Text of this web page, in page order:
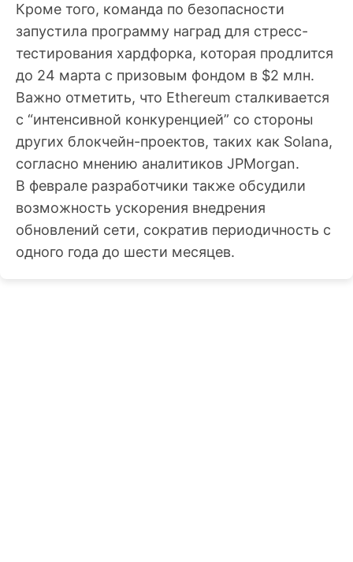
Кроме того, команда по безопасности
запустила программу наград для стресс-
тестирования хардфорка, которая продлится
до 24 марта с призовым фондом в $2 млн.
Важно отметить, что Ethereum сталкивается
с “интенсивной конкуренцией” со стороны
других блокчейн-проектов, таких как Solana,
согласно мнению аналитиков JPMorgan.
В феврале разработчики также обсудили
возможность ускорения внедрения
обновлений сети, сократив периодичность с
одного года до шести месяцев.